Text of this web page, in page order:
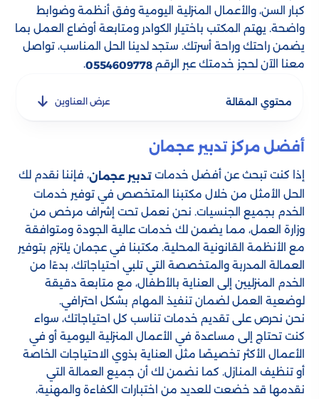
كبار السن، والأعمال المنزلية اليومية وفق أنظمة وضوابط
واضحة. يهتم المكتب باختيار الكوادر ومتابعة أوضاع العمل بما
يضمن راحتك وراحة أسرتك. ستجد لدينا الحل المناسب، تواصل
معنا الآن لحجز خدمتك عبر الرقم 0554609778
.
محتوي المقالة عرض العناوين
أفضل مركز تدبير عجمان
إذا كنت تبحث عن أفضل خدمات تدبير عجمان، فإننا نقدم لك
الحل الأمثل من خلال مكتبنا المتخصص في توفير خدمات
الخدم بجميع الجنسيات. نحن نعمل تحت إشراف مرخص من
وزارة العمل، مما يضمن لك خدمات عالية الجودة ومتوافقة
مع الأنظمة القانونية المحلية. مكتبنا في عجمان يلتزم بتوفير
العمالة المدربة والمتخصصة التي تلبي احتياجاتك، بدءًا من
الخدم المنزليين إلى العناية بالأطفال، مع متابعة دقيقة
لوضعية العمل لضمان تنفيذ المهام بشكل احترافي.
نحن نحرص على تقديم خدمات تناسب كل احتياجاتك، سواء
كنت تحتاج إلى مساعدة في الأعمال المنزلية اليومية أو في
الأعمال الأكثر تخصيصًا مثل العناية بذوي الاحتياجات الخاصة
أو تنظيف المنازل. كما نضمن لك أن جميع العمالة التي
نقدمها قد خضعت للعديد من اختبارات الكفاءة والمهنية،